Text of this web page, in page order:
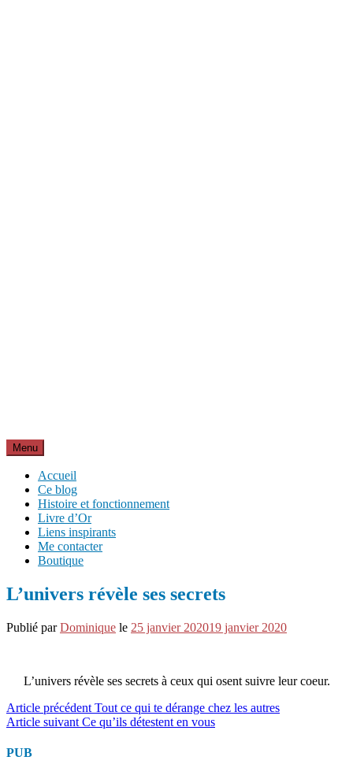
Menu
Accueil
Ce blog
Histoire et fonctionnement
Livre d’Or
Liens inspirants
Me contacter
Boutique
L’univers révèle ses secrets
Publié parDominique le 25 janvier 202019 janvier 2020
L’univers révèle ses secrets à ceux qui osent suivre leur coeur.
Lire
la
suite
Article précédent Tout ce qui te dérange chez les autres
Article suivant Ce qu’ils détestent en vous
PUB